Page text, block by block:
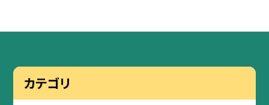
カテゴリ